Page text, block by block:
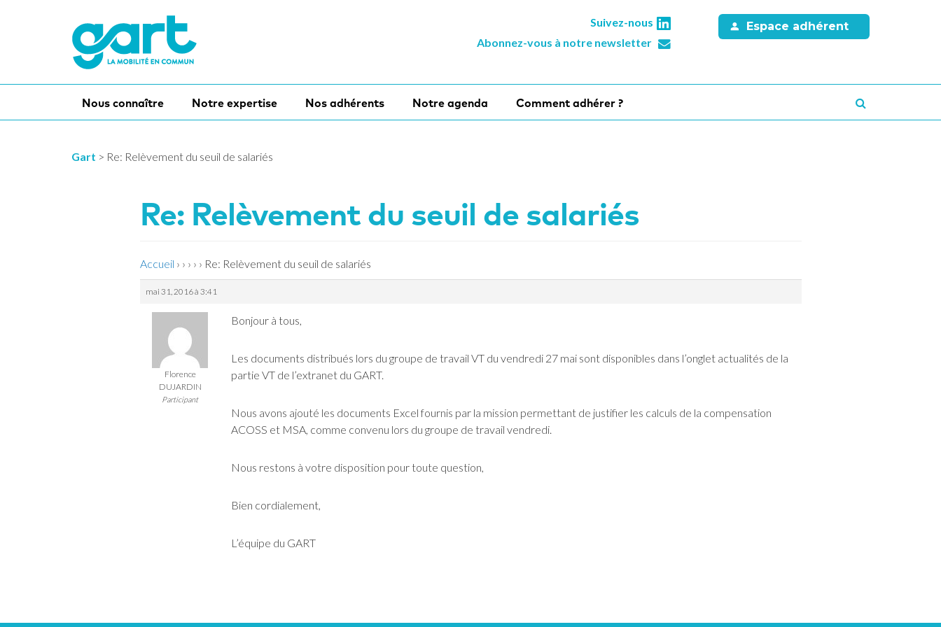
Suivez-nous
Abonnez-vous à notre newsletter
Espace adhérent
Nous connaître Notre expertise Nos adhérents Notre agenda Comment adhérer ?
Gart > Re: Relèvement du seuil de salariés
Re: Relèvement du seuil de salariés
Accueil › › › › › Re: Relèvement du seuil de salariés
mai 31, 2016 à 3:41
Florence
DUJARDIN
Participant
Bonjour à tous,
Les documents distribués lors du groupe de travail VT du vendredi 27 mai sont disponibles dans l’onglet actualités de la
partie VT de l’extranet du GART.
Nous avons ajouté les documents Excel fournis par la mission permettant de justifier les calculs de la compensation
ACOSS et MSA, comme convenu lors du groupe de travail vendredi.
Nous restons à votre disposition pour toute question,
Bien cordialement,
L’équipe du GART